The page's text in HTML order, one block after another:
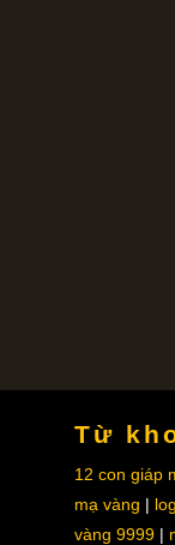
Từ
12 con giáp
mạ vàng
vàng 9999